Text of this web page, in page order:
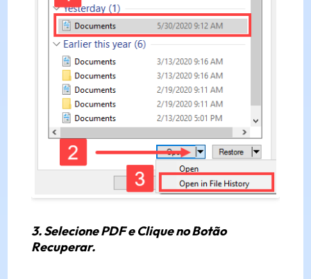
3. Selecione PDF e Clique no Botão
Recuperar.